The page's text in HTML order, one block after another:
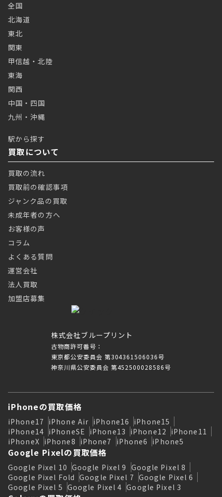
株式会社ブループリント
古物商許可番号：
東京都公安委員会 第304361506036号
神奈川県公安委員会 第452500028586号
全国
北海道
東北
関東
甲信越・北陸
東海
関西
中国・四国
九州・沖縄
駅から探す
買取について
買取の流れ
買取前の確認事項
ジャンク品の買取
未成年者の方へ
お客様の声
コラム
よくある質問
運営会社
法人買取
加盟店募集
iPhoneの買取価格
iPhone17 iPhone Air iPhone16 iPhone15
iPhone14 iPhoneSE iPhone13 iPhone12 iPhone11
iPhoneX iPhone8 iPhone7 iPhone6 iPhone5
Google Pixelの買取価格
Google Pixel 10 Google Pixel 9 Google Pixel 8
Google Pixel Fold Google Pixel 7 Google Pixel 6
Google Pixel 5 Google Pixel 4 Google Pixel 3